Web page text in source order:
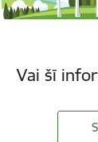
Vai šī